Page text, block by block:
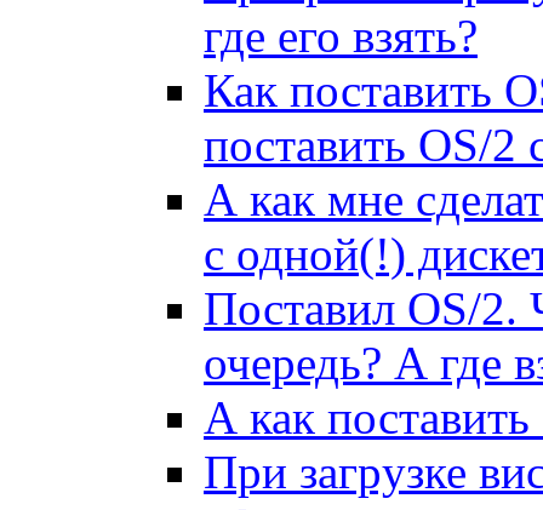
где его взять?
Как поставить
поставить OS/2
А как мне
с одной(!)
Поставил OS/2.
очеpедь? А где
А как
Пpи загpузке